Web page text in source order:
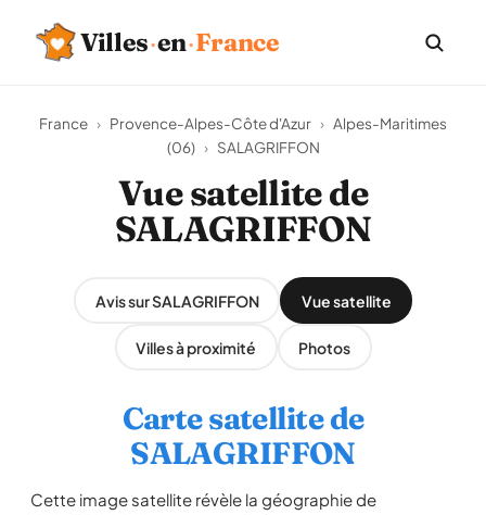
Villes·en·France
France › Provence-Alpes-Côte d'Azur › Alpes-Maritimes
(06) › SALAGRIFFON
Vue satellite de
SALAGRIFFON
Avis sur SALAGRIFFON Vue satellite
Villes à proximité Photos
Carte satellite de
SALAGRIFFON
Cette image satellite révèle la géographie de